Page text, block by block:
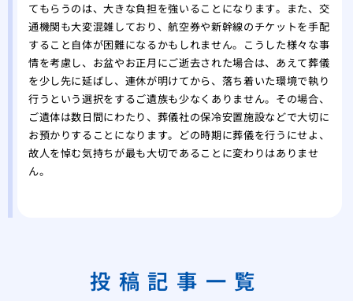
てもらうのは、大きな負担を強いることになります。また、交
通機関も大変混雑しており、航空券や新幹線のチケットを手配
すること自体が困難になるかもしれません。こうした様々な事
情を考慮し、お盆やお正月にご逝去された場合は、あえて葬儀
を少し先に延ばし、連休が明けてから、落ち着いた環境で執り
行うという選択をするご遺族も少なくありません。その場合、
ご遺体は数日間にわたり、葬儀社の保冷安置施設などで大切に
お預かりすることになります。どの時期に葬儀を行うにせよ、
故人を悼む気持ちが最も大切であることに変わりはありませ
ん。
投稿記事一覧